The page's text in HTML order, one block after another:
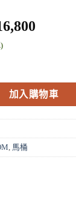
。
加入購物車
, 馬桶